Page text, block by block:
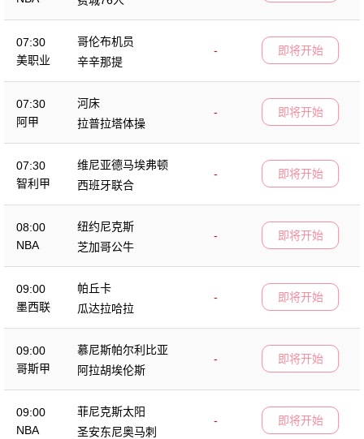
07:30
美职业
哥伦布机员
-
辛辛那提
即将开始
07:30
阿甲
河床
-
拉普拉塔体操
即将开始
07:30
智利甲
维尼亚德马埃弗顿
-
西班牙联合
即将开始
08:00
NBA
纽约尼克斯
-
芝加哥公牛
即将开始
09:00
墨西联
帕丘卡
-
瓜达拉哈拉
即将开始
09:00
哥斯甲
慕尼斯帕尔利比亚
-
阿拉胡埃伦斯
即将开始
09:00
NBA
菲尼克斯太阳
-
圣安东尼奥马刺
即将开始